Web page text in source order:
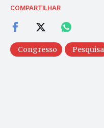
COMPARTILHAR
Congresso Pesquisa